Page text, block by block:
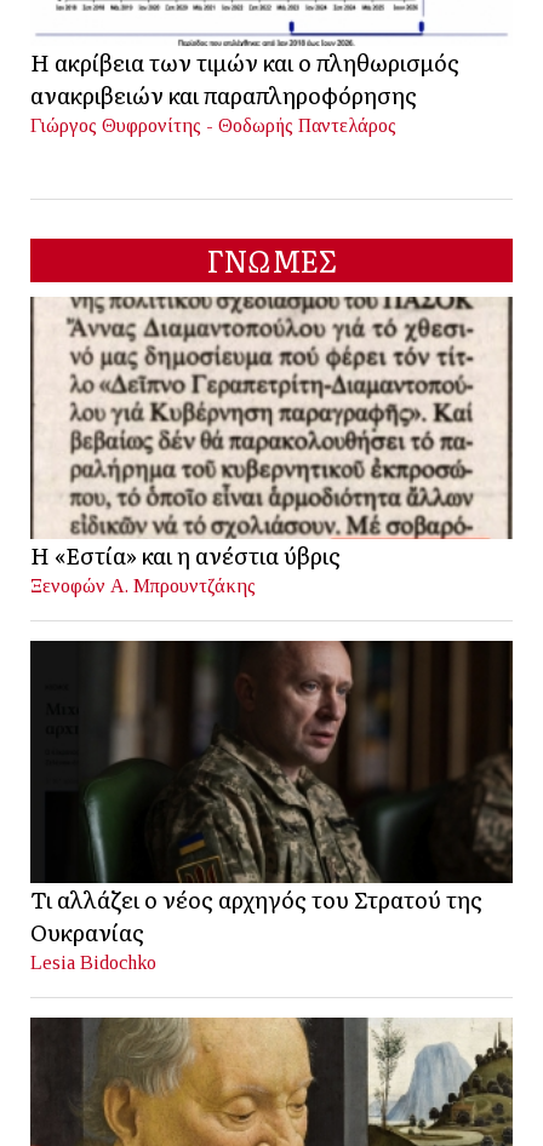
Η ακρίβεια των τιμών και ο πληθωρισμός
ανακριβειών και παραπληροφόρησης
Γιώργος Θυφρονίτης - Θοδωρής Παντελάρος
ΓΝΩΜΕΣ
Η «Εστία» και η ανέστια ύβρις
Ξενοφών Α. Μπρουντζάκης
Τι αλλάζει ο νέος αρχηγός του Στρατού της
Ουκρανίας
Lesia Bidochko